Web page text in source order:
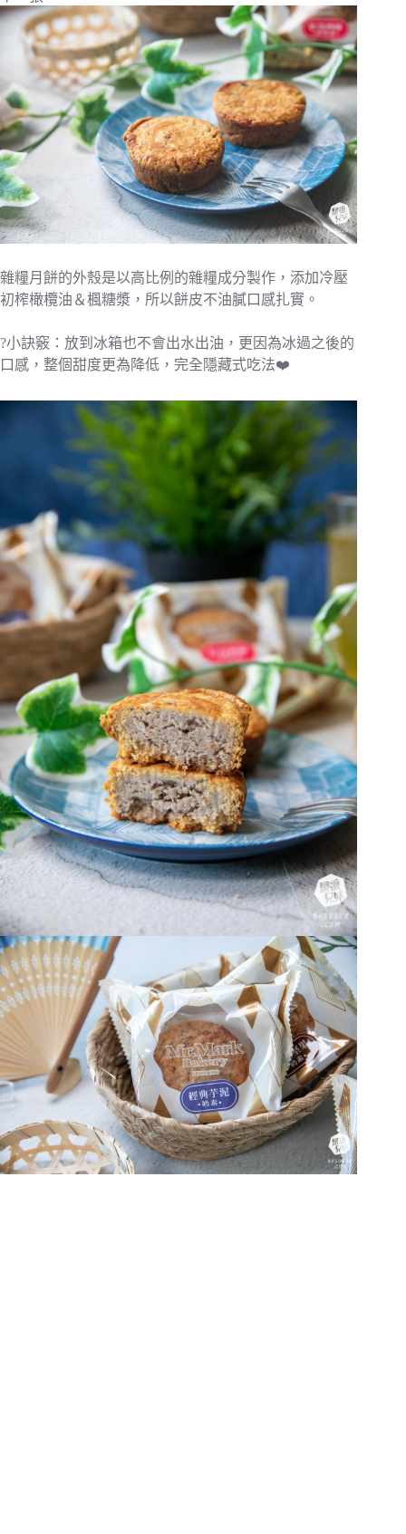
雜糧月餅的外殼是以高比例的雜糧成分製作，添加冷壓
初榨橄欖油＆楓糖漿，所以餅皮不油膩口感扎實。
?小訣竅：放到冰箱也不會出水出油，更因為冰過之後的
口感，整個甜度更為降低，完全隱藏式吃法❤️